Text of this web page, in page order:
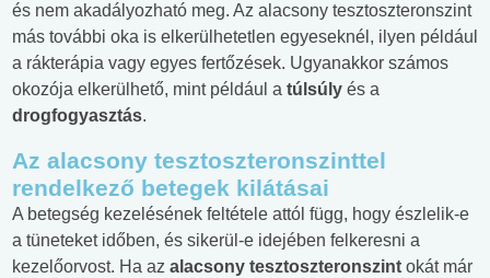
és nem akadályozható meg. Az alacsony tesztoszteronszint
más további oka is elkerülhetetlen egyeseknél, ilyen például
a rákterápia vagy egyes fertőzések. Ugyanakkor számos
okozója elkerülhető, mint például a túlsúly és a
drogfogyasztás.
Az alacsony tesztoszteronszinttel
rendelkező betegek kilátásai
A betegség kezelésének feltétele attól függ, hogy észlelik-e
a tüneteket időben, és sikerül-e idejében felkeresni a
kezelőorvost. Ha az alacsony tesztoszteronszint okát már